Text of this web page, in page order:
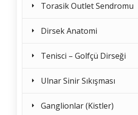
Torasik Outlet Sendromu
Dirsek Anatomi
Tenisci – Golfçü Dirseği
Ulnar Sinir Sıkışması
Ganglionlar (Kistler)